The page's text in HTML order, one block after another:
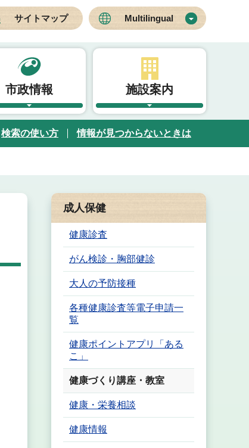
サイトマップ Multilingual
市政情報 施設案内
検索の使い方 情報が見つからないときは
成人保健
健康診査
がん検診・胸部健診
大人の予防接種
各種健康診査等電子申請一
覧
健康ポイントアプリ「ある
こ」
健康づくり講座・教室
健康・栄養相談
健康情報